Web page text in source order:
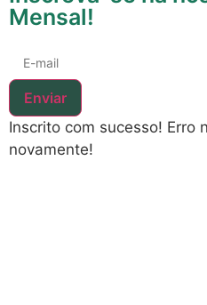
Mensal!
Enviar
Inscrito com sucesso! Erro
novamente!